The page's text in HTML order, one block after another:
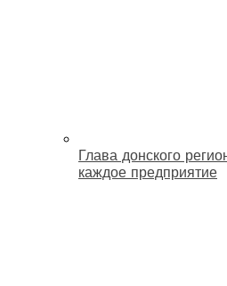
Глава донского
каждое предприятие